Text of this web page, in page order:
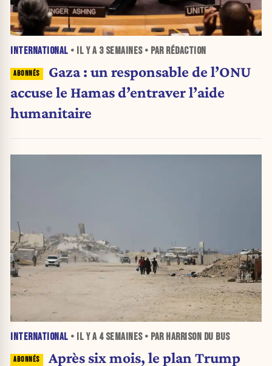
INTERNATIONAL • IL Y A 3 SEMAINES• PAR RÉDACTION
Gaza : un responsable de l’ONU
accuse le Hamas d’entraver l’aide
humanitaire
INTERNATIONAL • IL Y A 4 SEMAINES• PAR HARRISON DU BUS
Après six mois, le plan Trump